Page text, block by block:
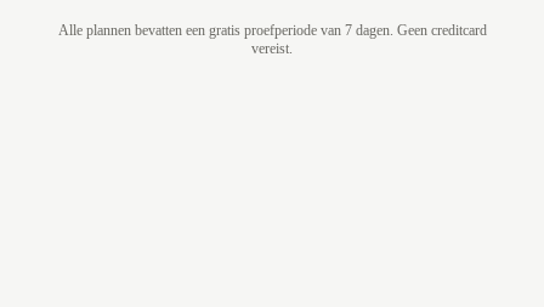
Alle plannen bevatten een gratis proefperiode van 7 dagen. Geen creditcard
vereist.